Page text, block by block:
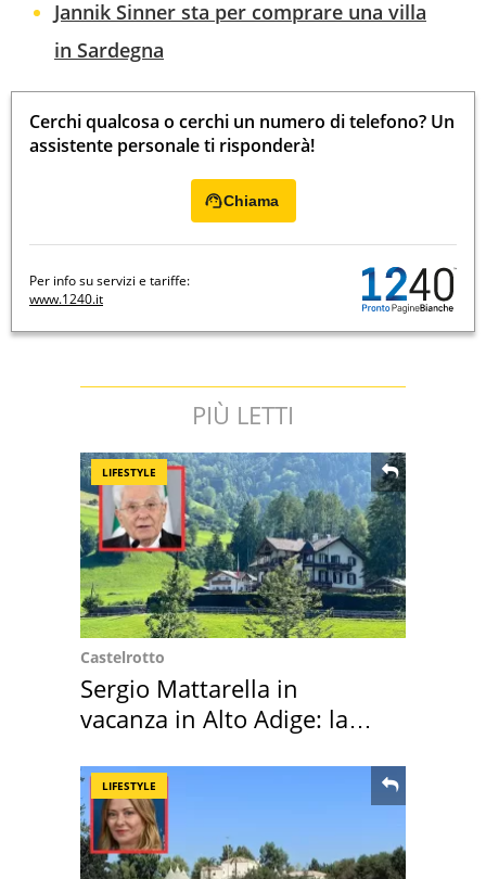
Jannik Sinner sta per comprare una villa
in Sardegna
Cerchi qualcosa o cerchi un numero di telefono? Un
assistente personale ti risponderà!
Chiama
Per info su servizi e tariffe:
www.1240.it
PIÙ LETTI
LIFESTYLE
Castelrotto
Sergio Mattarella in
vacanza in Alto Adige: la
LIFESTYLE